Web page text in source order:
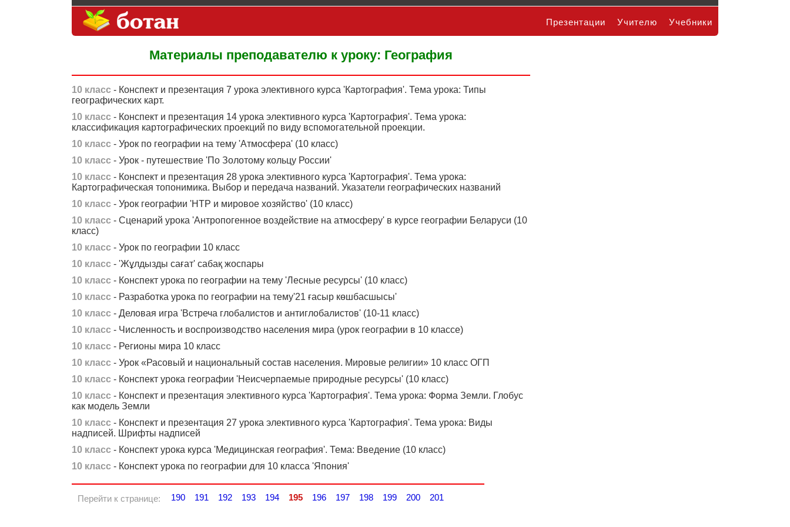
Учебники
Учителю
Презентации
Материалы преподавателю к уроку: География
10 класс- Конспект и презентация 7 урока элективного курса 'Картография'. Тема урока: Типы
географических карт.
10 класс- Конспект и презентация 14 урока элективного курса 'Картография'. Тема урока:
классификация картографических проекций по виду вспомогательной проекции.
10 класс- Урок по географии на тему 'Атмосфера' (10 класс)
10 класс- Урок - путешествие 'По Золотому кольцу России'
10 класс- Конспект и презентация 28 урока элективного курса 'Картография'. Тема урока:
Картографическая топонимика. Выбор и передача названий. Указатели географических названий
10 класс- Урок географии 'НТР и мировое хозяйство' (10 класс)
10 класс- Сценарий урока 'Антропогенное воздействие на атмосферу' в курсе географии Беларуси (10
класс)
10 класс- Урок по географии 10 класс
10 класс- 'Жұлдызды сағат' сабақ жоспары
10 класс- Конспект урока по географии на тему 'Лесные ресурсы' (10 класс)
10 класс- Разработка урока по географии на тему'21 ғасыр көшбасшысы'
10 класс- Деловая игра 'Встреча глобалистов и антиглобалистов' (10-11 класс)
10 класс- Численность и воспроизводство населения мира (урок географии в 10 классе)
10 класс- Регионы мира 10 класс
10 класс- Урок «Расовый и национальный состав населения. Мировые религии» 10 класс ОГП
10 класс- Конспект урока географии 'Неисчерпаемые природные ресурсы' (10 класс)
10 класс- Конспект и презентация элективного курса 'Картография'. Тема урока: Форма Земли. Глобус
как модель Земли
10 класс- Конспект и презентация 27 урока элективного курса 'Картография'. Тема урока: Виды
надписей. Шрифты надписей
10 класс- Конспект урока курса 'Медицинская география'. Тема: Введение (10 класс)
10 класс- Конспект урока по географии для 10 класса 'Япония'
Перейти к странице: 190 191 192 193 194 195 196 197 198 199 200 201